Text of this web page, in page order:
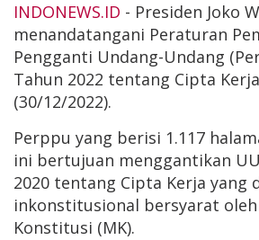
INDONEWS.ID - Presiden Joko
menandatangani Peraturan
Pengganti Undang-Undang
Tahun 2022 tentang Cipta
(30/12/2022).
Perppu yang berisi 1.117
ini bertujuan menggantikan
2020 tentang Cipta Kerja yang
inkonstitusional bersyarat
Konstitusi (MK).